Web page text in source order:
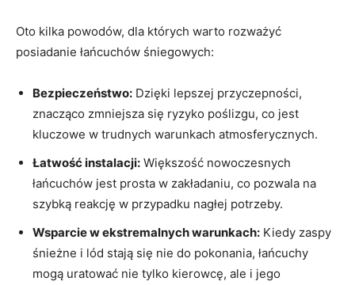
Oto kilka powodów, dla których warto rozważyć
posiadanie łańcuchów śniegowych:
Bezpieczeństwo: Dzięki lepszej przyczepności,
znacząco zmniejsza się ryzyko poślizgu, co jest
kluczowe w trudnych warunkach atmosferycznych.
Łatwość instalacji: Większość nowoczesnych
łańcuchów jest prosta w zakładaniu, co pozwala na
szybką reakcję w przypadku nagłej potrzeby.
Wsparcie w ekstremalnych warunkach: Kiedy zaspy
śnieżne i lód stają się nie do pokonania, łańcuchy
mogą uratować nie tylko kierowcę, ale i jego